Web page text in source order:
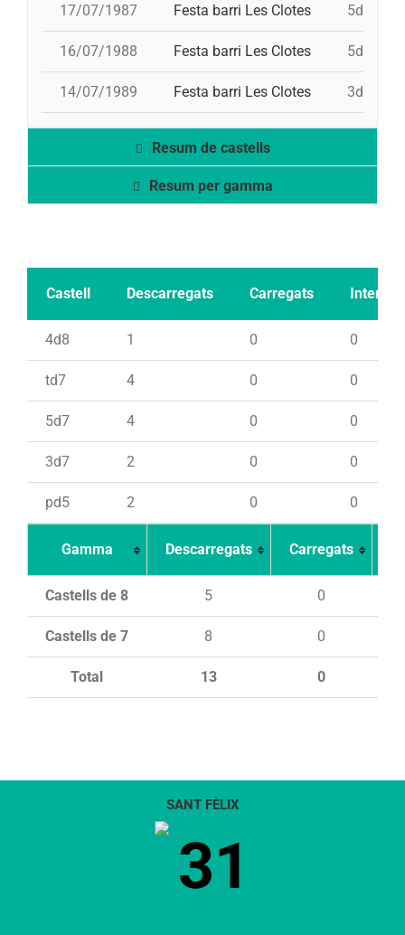
17/07/1987 Festa barri Les Clotes 5d7,
16/07/1988 Festa barri Les Clotes 5d7, td7
14/07/1989 Festa barri Les Clotes 3d7,
Resum de castells
Resum per gamma
Castell Descarregats Carregats Intents
4d8 1 0 0
td7 4 0 0
5d7 4 0 0
3d7 2 0 0
pd5 2 0 0
Gamma Descarregats Carregats
Total 13 0
Castells de 8 5 0
Castells de 7 8 0
SANT FÈLIX
31